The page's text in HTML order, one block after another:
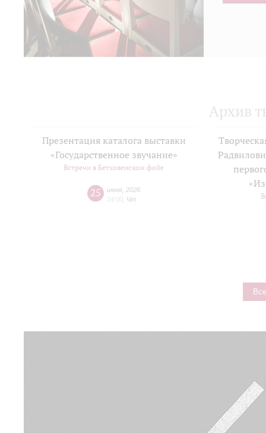
Архив
Презентация каталога выставки
«Государственное звучание»
Встречи в Бетховенском фойе
25 июня 2026
14:00 Чт